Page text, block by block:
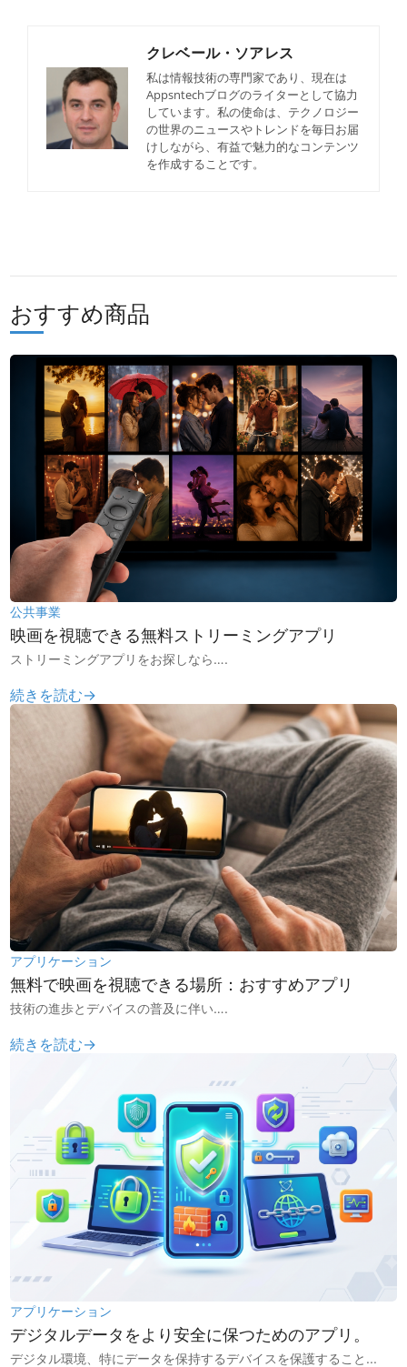
クレベール・ソアレス
私は情報技術の専門家であり、現在は
Appsntechブログのライターとして協力
しています。私の使命は、テクノロジー
の世界のニュースやトレンドを毎日お届
けしながら、有益で魅力的なコンテンツ
を作成することです。
おすすめ商品
公共事業
映画を視聴できる無料ストリーミングアプリ
ストリーミングアプリをお探しなら….
続きを読む→
アプリケーション
無料で映画を視聴できる場所：おすすめアプリ
技術の進歩とデバイスの普及に伴い….
続きを読む→
アプリケーション
デジタルデータをより安全に保つためのアプリ。
デジタル環境、特にデータを保持するデバイスを保護すること...